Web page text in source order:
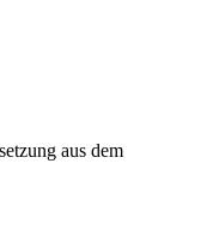
aus dem